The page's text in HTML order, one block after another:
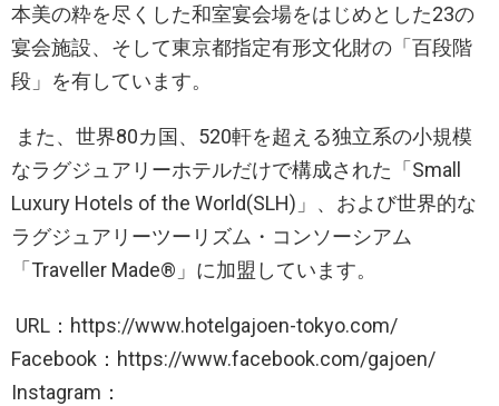
本美の粋を尽くした和室宴会場をはじめとした23の
宴会施設、そして東京都指定有形文化財の「百段階
段」を有しています。
また、世界80カ国、520軒を超える独立系の小規模
なラグジュアリーホテルだけで構成された「Small
Luxury Hotels of the World(SLH)」、および世界的な
ラグジュアリーツーリズム・コンソーシアム
「Traveller Made®」に加盟しています。
URL：https://www.hotelgajoen-tokyo.com/
Facebook：https://www.facebook.com/gajoen/
Instagram：